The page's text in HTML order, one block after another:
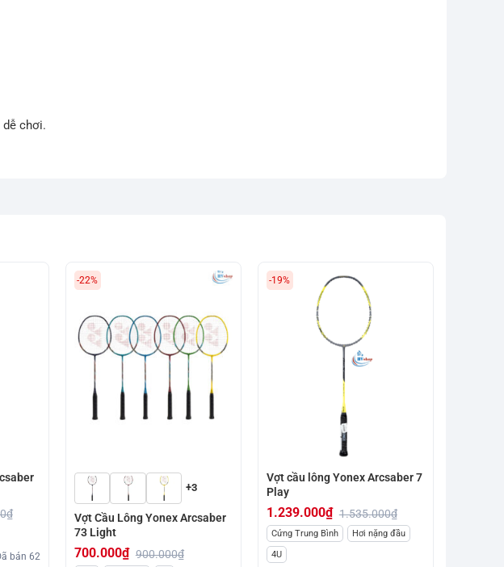
chơi.
₫
bán62
-22%
+3
Vợt Cầu Lông Yonex Arcsaber
73 Light
900.000₫
700.000₫
-19%
Vợt cầu lông Yonex Arcsaber 7
Play
1.535.000₫
Giá
gốc
1.239.000₫
Giá
hiện
Cứng Trung Bình
Hơi nặng đầu
4U